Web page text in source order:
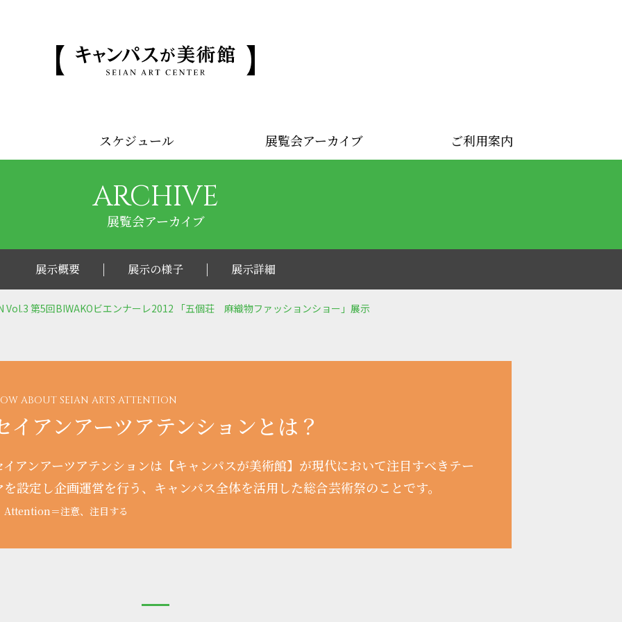
スケジュール 展覧会アーカイブ ご利用案内
ARCHIVE
展覧会アーカイブ
展示概要 展示の様子 展示詳細
Vol.3 第5回BIWAKOビエンナーレ2012 「五個荘 麻織物ファッションショー」展示
ABOUT SEIAN ARTS ATTENTION
イアンアーツアテンションとは？
イアンアーツアテンションは【キャンパスが美術館】が現代において注目すべきテー
を設定し企画運営を行う、キャンパス全体を活用した総合芸術祭のことです。
＝注意、注目する